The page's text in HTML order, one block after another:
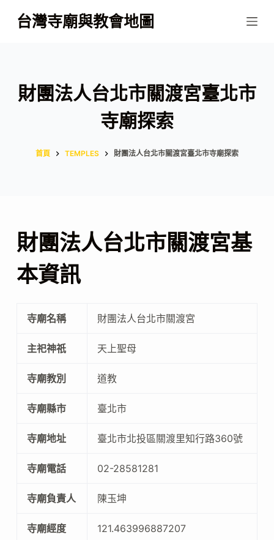
跳
至
容
台灣寺廟與教會地圖
財團法人台北市關渡宮臺北市
寺廟探索
首頁 TEMPLES 財團法人台北市關渡宮臺北市寺廟探索
財團法人台北市關渡宮基
本資訊
寺廟名稱 財團法人台北市關渡宮
主祀神祇 天上聖母
寺廟教別 道教
寺廟縣市 臺北市
寺廟地址 臺北市北投區關渡里知行路360號
寺廟電話 02-28581281
寺廟負責人 陳玉坤
寺廟經度 121.463996887207